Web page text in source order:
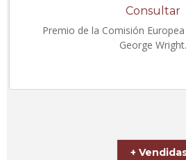
Consultar
Premio de la Comisión
George Wright.
+